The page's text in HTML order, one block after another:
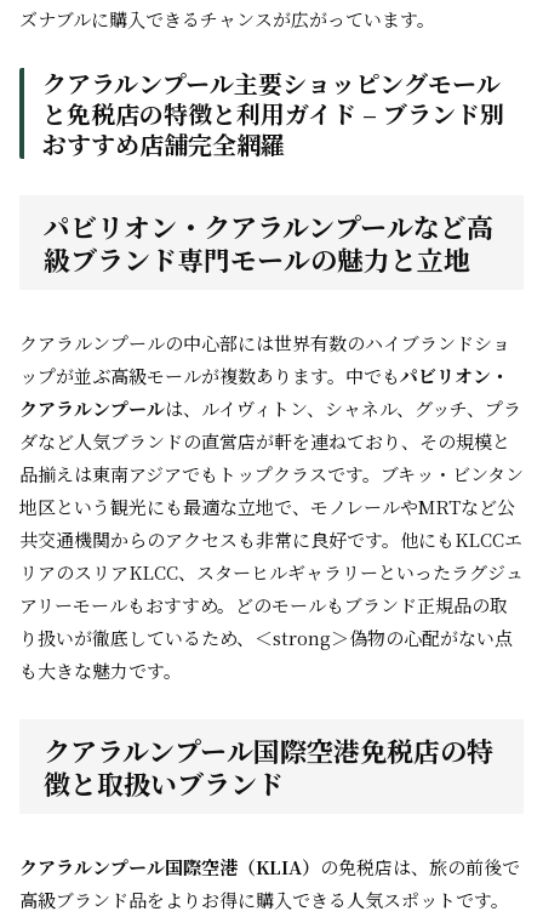
ズナブルに購入できるチャンスが広がっています。
クアラルンプール主要ショッピングモール
と免税店の特徴と利用ガイド – ブランド別
おすすめ店舗完全網羅
パビリオン・クアラルンプールなど高
級ブランド専門モールの魅力と立地
クアラルンプールの中心部には世界有数のハイブランドショ
ップが並ぶ高級モールが複数あります。中でもパビリオン・
クアラルンプールは、ルイヴィトン、シャネル、グッチ、プラ
ダなど人気ブランドの直営店が軒を連ねており、その規模と
品揃えは東南アジアでもトップクラスです。ブキッ・ビンタン
地区という観光にも最適な立地で、モノレールやMRTなど公
共交通機関からのアクセスも非常に良好です。他にもKLCCエ
リアのスリアKLCC、スターヒルギャラリーといったラグジュ
アリーモールもおすすめ。どのモールもブランド正規品の取
り扱いが徹底しているため、＜strong＞偽物の心配がない点
も大きな魅力です。
クアラルンプール国際空港免税店の特
徴と取扱いブランド
クアラルンプール国際空港（KLIA） の免税店は、旅の前後で
高級ブランド品をよりお得に購入できる人気スポットです。